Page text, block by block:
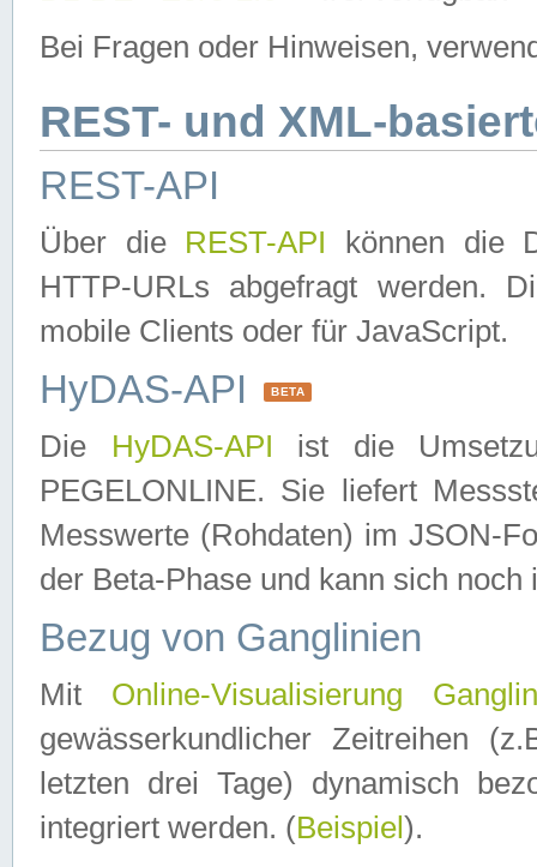
Bei Fragen oder Hinweisen,
REST- und XML-
REST-API
Über die REST-API können die
HTTP-URLs abgefragt werden.
mobile Clients oder für JavaScript.
HyDAS-API BETA
Die HyDAS-API ist die
PEGELONLINE. Sie liefert
Messwerte (Rohdaten) im JSON-
der Beta-Phase und kann sich noch
Bezug von Ganglinien
Mit Online-Visualisierung
gewässerkundlicher Zeitreihen
letzten drei Tage) dynamisch
integriert werden. (Beispiel ).